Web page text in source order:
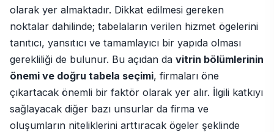
olarak yer almaktadır. Dikkat edilmesi gereken
noktalar dahilinde; tabelaların verilen hizmet ögelerini
tanıtıcı, yansıtıcı ve tamamlayıcı bir yapıda olması
gerekliliği de bulunur. Bu açıdan da vitrin bölümlerinin
önemi ve doğru tabela seçimi, firmaları öne
çıkartacak önemli bir faktör olarak yer alır. İlgili katkıyı
sağlayacak diğer bazı unsurlar da firma ve
oluşumların niteliklerini arttıracak ögeler şeklinde